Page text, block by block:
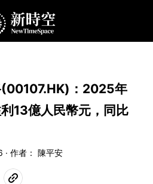
(00107.HK)：2025年
13億人民幣元，同比
· 作者： 陳平安